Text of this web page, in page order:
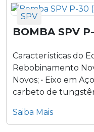
SPV
BOMBA SPV
Características do
Rebobinamento
Novos; • Eixo em
carbeto de
Saiba Mais